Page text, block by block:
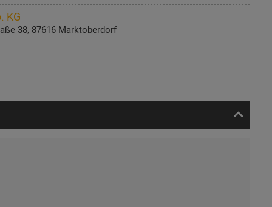
KG
38, 87616 Marktoberdorf